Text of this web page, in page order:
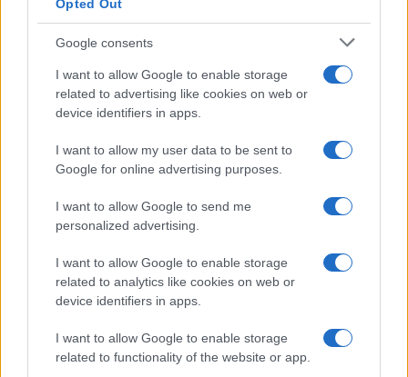
Opted Out
Google consents
I want to allow Google to enable storage
related to advertising like cookies on web or
device identifiers in apps.
I want to allow my user data to be sent to
Google for online advertising purposes.
I want to allow Google to send me
personalized advertising.
I want to allow Google to enable storage
related to analytics like cookies on web or
device identifiers in apps.
I want to allow Google to enable storage
related to functionality of the website or app.
Continua a leggere